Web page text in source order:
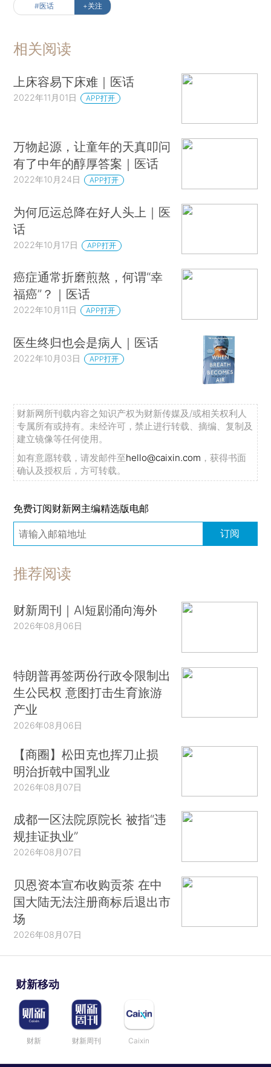
#医话 +关注
相关阅读
上床容易下床难｜医话
2022年11月01日 APP打开
万物起源，让童年的天真叩问
有了中年的醇厚答案｜医话
2022年10月24日 APP打开
为何厄运总降在好人头上｜医
话
2022年10月17日 APP打开
癌症通常折磨煎熬，何谓“幸
福癌”？｜医话
2022年10月11日 APP打开
医生终归也会是病人｜医话
2022年10月03日 APP打开
财新网所刊载内容之知识产权为财新传媒及/或相关权利人
专属所有或持有。未经许可，禁止进行转载、摘编、复制及
建立镜像等任何使用。
如有意愿转载，请发邮件至hello@caixin.com ，获得书面
确认及授权后，方可转载。
免费订阅财新网主编精选版电邮
订阅
推荐阅读
财新周刊｜AI短剧涌向海外
2026年08月06日
特朗普再签两份行政令限制出
生公民权 意图打击生育旅游
产业
2026年08月06日
【商圈】松田克也挥刀止损
明治折戟中国乳业
2026年08月07日
成都一区法院原院长 被指“违
规挂证执业”
2026年08月07日
贝恩资本宣布收购贡茶 在中
国大陆无法注册商标后退出市
场
2026年08月07日
财新移动
财新 财新周刊 Caixin